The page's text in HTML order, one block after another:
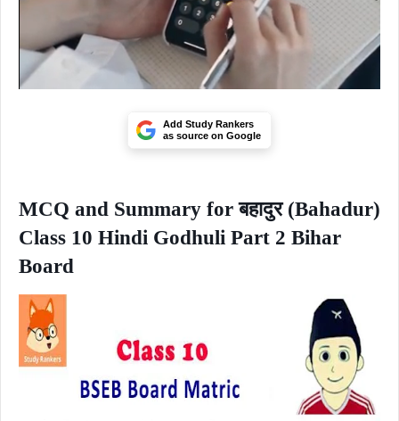
Add Study Rankers
as source on Google
MCQ and Summary for बहादुर (Bahadur)
Class 10 Hindi Godhuli Part 2 Bihar
Board